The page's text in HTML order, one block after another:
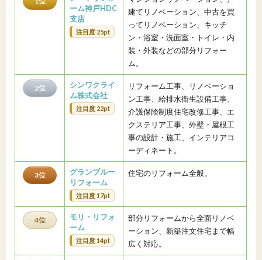
ーム神戸HDC
支店
注目度 25pt
建てリノベーション、中古を買
ってリノベーション、キッチ
ン・浴室・洗面室・トイレ・内
装・外装などの部分リフォー
ム。
2位
シンワクライ
ム株式会社
注目度 22pt
リフォーム工事、リノベーショ
ン工事、給排水衛生設備工事、
介護保険制度住宅改修工事、エ
クステリア工事、外壁・屋根工
事の設計・施工、インテリアコ
ーディネート。
3位
グランブルー
リフォーム
注目度 17pt
住宅のリフォーム全般。
4位
モリ・リフォ
ーム
注目度 14pt
部分リフォームから全面リノベ
ーション、新築注文住宅まで幅
広く対応。